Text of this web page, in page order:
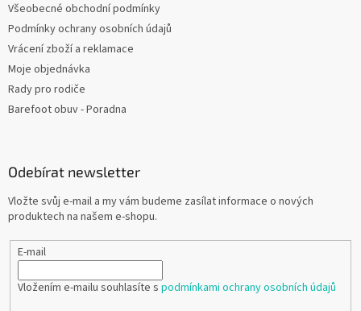
Všeobecné obchodní podmínky
Podmínky ochrany osobních údajů
Vrácení zboží a reklamace
Moje objednávka
Rady pro rodiče
Barefoot obuv - Poradna
Odebírat newsletter
Vložte svůj e-mail a my vám budeme zasílat informace o nových
produktech na našem e-shopu.
E-mail
Vložením e-mailu souhlasíte s podmínkami ochrany osobních údajů